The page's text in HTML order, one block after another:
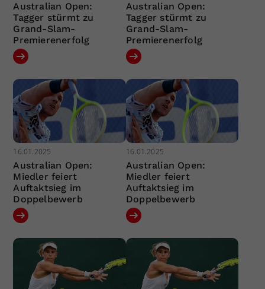
Australian Open:
Tagger stürmt zu
Grand-Slam-
Premierenerfolg
Australian Open:
Tagger stürmt zu
Grand-Slam-
Premierenerfolg
16.01.2025
Australian Open:
Miedler feiert
Auftaktsieg im
Doppelbewerb
16.01.2025
Australian Open:
Miedler feiert
Auftaktsieg im
Doppelbewerb